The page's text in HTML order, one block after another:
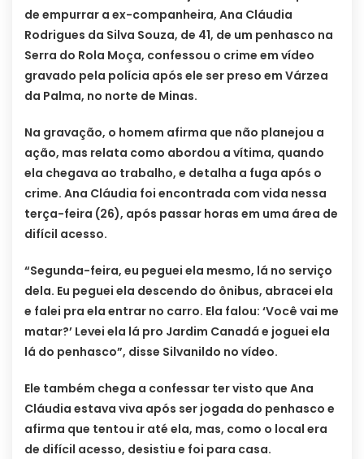
de empurrar a ex-companheira, Ana Cláudia
Rodrigues da Silva Souza, de 41, de um penhasco na
Serra do Rola Moça, confessou o crime em vídeo
gravado pela polícia após ele ser preso em Várzea
da Palma, no norte de Minas.
Na gravação, o homem afirma que não planejou a
ação, mas relata como abordou a vítima, quando
ela chegava ao trabalho, e detalha a fuga após o
crime. Ana Cláudia foi encontrada com vida nessa
terça-feira (26), após passar horas em uma área de
difícil acesso.
“Segunda-feira, eu peguei ela mesmo, lá no serviço
dela. Eu peguei ela descendo do ônibus, abracei ela
e falei pra ela entrar no carro. Ela falou: ‘Você vai me
matar?’ Levei ela lá pro Jardim Canadá e joguei ela
lá do penhasco”, disse Silvanildo no vídeo.
Ele também chega a confessar ter visto que Ana
Cláudia estava viva após ser jogada do penhasco e
afirma que tentou ir até ela, mas, como o local era
de difícil acesso, desistiu e foi para casa.